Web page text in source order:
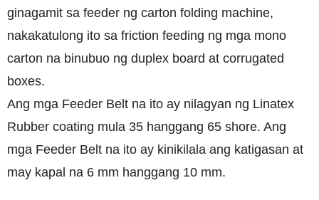
ginagamit sa feeder ng carton folding machine,
nakakatulong ito sa friction feeding ng mga mono
carton na binubuo ng duplex board at corrugated
boxes.
Ang mga Feeder Belt na ito ay nilagyan ng Linatex
Rubber coating mula 35 hanggang 65 shore. Ang
mga Feeder Belt na ito ay kinikilala ang katigasan at
may kapal na 6 mm hanggang 10 mm.